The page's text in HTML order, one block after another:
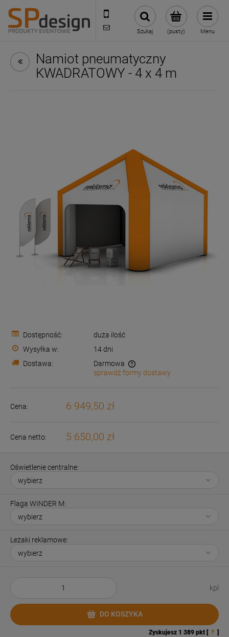
221002030
sklep@reklamydrukarnia.pl
(pusty)
Szukaj Menu
Namiot pneumatyczny
KWADRATOWY - 4 x 4 m
Dostępność:
duża ilość
Wysyłka w:
14 dni
Dostawa:
Darmowa
Cena nie zawiera ewentualnych kosztów płatności
sprawdź formy dostawy
Cena: 6 949,50 zł
Cena netto: 5 650,00 zł
Oświetlenie centralne:
Flaga WINDER M:
Leżaki reklamowe:
kpl
DO KOSZYKA
Zyskujesz 1 389 pkt [ ? ]